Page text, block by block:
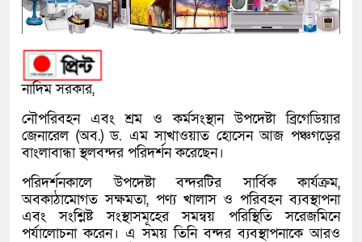
নাদিম সরকার,
নৌপরিবহন এবং শ্রম ও কর্মসংস্থান উপদেষ্টা ব্রিগেডিয়ার
জেনারেল (অব.) ড. এম সাখাওয়াত হোসেন আজ পঞ্চগড়ের
বাংলাবান্ধা স্থলবন্দর পরিদর্শন করেছেন।
পরিদর্শনকালে উপদেষ্টা বন্দরটির সার্বিক কার্যক্রম,
অবকাঠামোগত সক্ষমতা, পণ্য খালাস ও পরিবহন ব্যবস্থাপনা
এবং সংশ্লিষ্ট সংস্থাসমূহের সমন্বয় পরিস্থিতি সরেজমিনে
পর্যালোচনা করেন। এ সময় তিনি বন্দর ব্যবস্থাপনাকে আরও